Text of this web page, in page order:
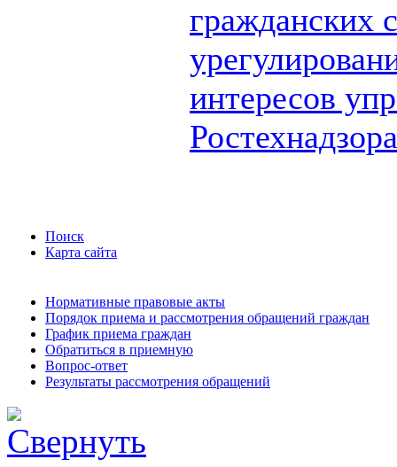
гражданских
интересов
Ростехнадзора
Поиск
Карта сайта
Нормативные правовые акты
Порядок приема и рассмотрения обращений граждан
График приема граждан
Обратиться в приемную
Вопрос-ответ
Результаты рассмотрения обращений